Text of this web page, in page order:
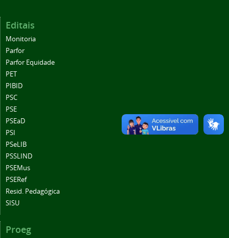
Editais
Monitoria
Parfor
Parfor Equidade
PET
PIBID
PSC
PSE
PSEaD
PSI
PSeLIB
PSSLIND
PSEMus
PSERef
Resid. Pedagógica
SISU
Proeg